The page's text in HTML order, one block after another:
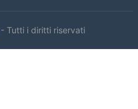
- Tutti i diritti riservati